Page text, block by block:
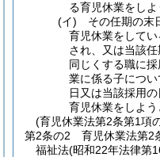
る育児休業をし
(イ)
その任期の末
育児休業をして
され、又は当該
同じくする職に
業に係る子につ
日又は当該採用
育児休業をしよ
(育児休業法第2条第1項
第2条の2
育児休業法第2
福祉法(昭和22年法律第